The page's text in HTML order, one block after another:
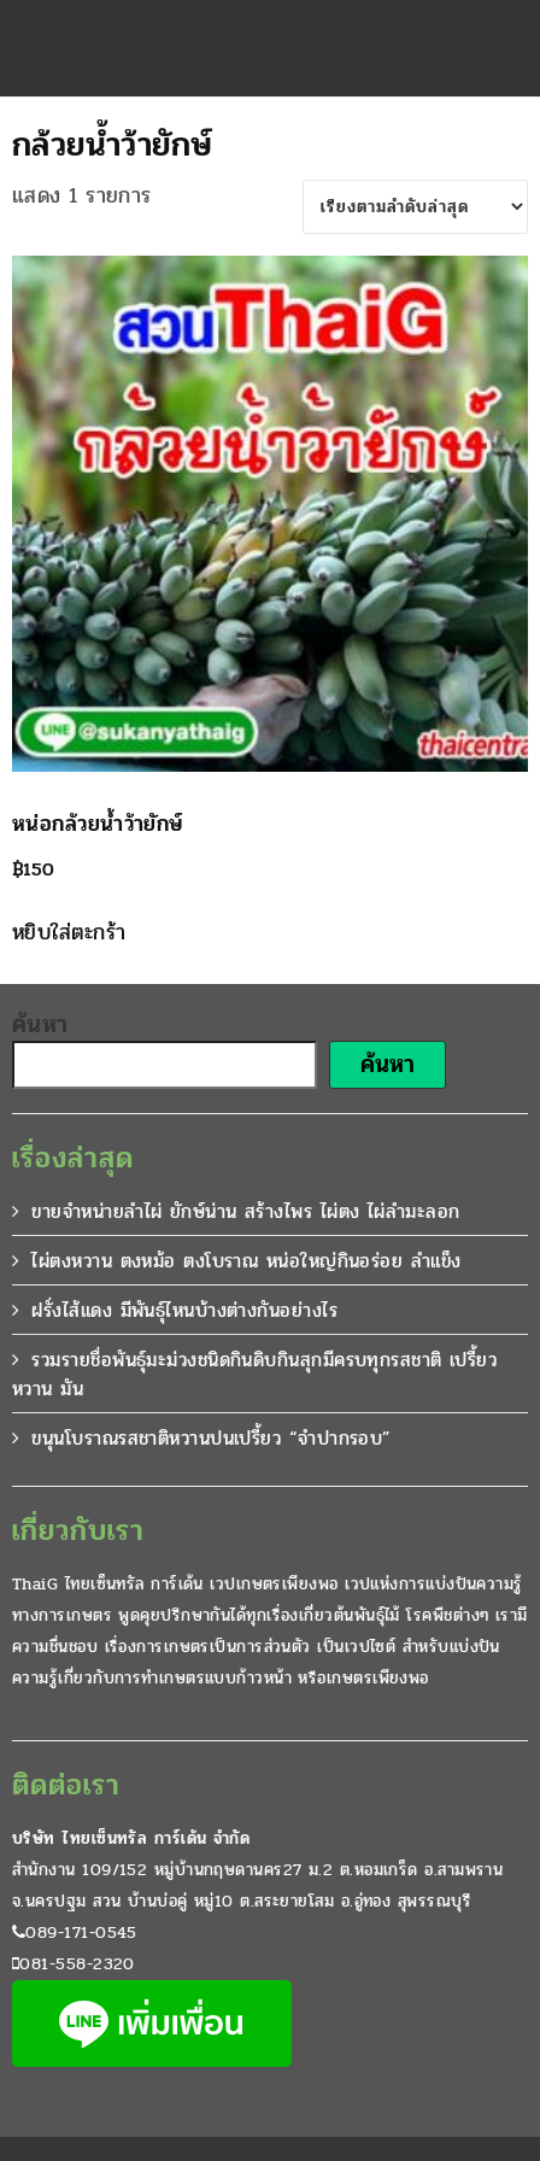
กล้วยน้ำว้ายักษ์
แสดง 1 รายการ
หน่อกล้วยน้ำว้ายักษ์
฿150
หยิบใส่ตะกร้า
ค้นหา
ค้นหา
เรื่องล่าสุด
ขายจำหน่ายลำไผ่ ยักษ์น่าน สร้างไพร ไผ่ตง ไผ่ลำมะลอก
ไผ่ตงหวาน ตงหม้อ ตงโบราณ หน่อใหญ่กินอร่อย ลำแข็ง
ฝรั่งไส้แดง มีพันธุ์ไหนบ้างต่างกันอย่างไร
รวมรายชื่อพันธุ์มะม่วงชนิดกินดิบกินสุกมีครบทุกรสชาติ เปรี้ยว
หวาน มัน
ขนุนโบราณรสชาติหวานปนเปรี้ยว “จำปากรอบ”
เกี่ยวกับเรา
ThaiG ไทยเซ็นทรัล การ์เด้น เวปเกษตรเพียงพอ เวปแห่งการแบ่งปันความรู้
ทางการเกษตร พูดคุยปรึกษากันได้ทุกเรื่องเกี่ยวต้นพันธุ์ไม้ โรคพืชต่างๆ เรามี
ความชื่นชอบ เรื่องการเกษตรเป็นการส่วนตัว เป็นเวปไซต์ สำหรับแบ่งปัน
ความรู้เกี่ยวกับการทำเกษตรแบบก้าวหน้า หรือเกษตรเพียงพอ
ติดต่อเรา
บริษัท ไทยเซ็นทรัล การ์เด้น จำกัด
สำนักงาน 109/152 หมู่บ้านกฤษดานคร27 ม.2 ต.หอมเกร็ด อ.สามพราน
จ.นครปฐม สวน บ้านบ่อคู่ หมู่10 ต.สระยายโสม อ.อู่ทอง สุพรรณบุรี
089-171-0545
081-558-2320